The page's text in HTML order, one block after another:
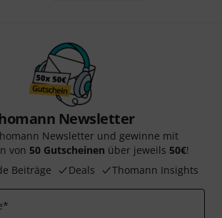
Newsletter
Newsletter und gewinne mit
von 50 Gutscheinen über jeweils 50€!
Beiträge
Deals Thomann Insights
*